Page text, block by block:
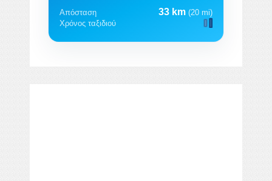
Απόσταση 33 km (20 mi)
Χρόνος ταξιδιού